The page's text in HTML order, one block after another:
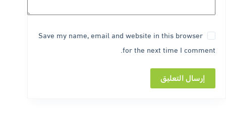
Save my name, email and website in this browser
for the next time I comment.
إرسال التعليق